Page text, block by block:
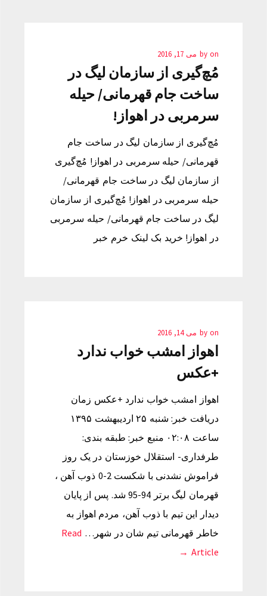
by on می 17, 2016
مُچ‌گیری از سازمان لیگ در
ساخت جام قهرمانی/ حیله
سرمربی در اهواز!
مُچ‌گیری از سازمان لیگ در ساخت جام
قهرمانی/ حیله سرمربی در اهواز! مُچ‌گیری
از سازمان لیگ در ساخت جام قهرمانی/
حیله سرمربی در اهواز! مُچ‌گیری از سازمان
لیگ در ساخت جام قهرمانی/ حیله سرمربی
در اهواز! خرید بک لینک خرم خبر
by on می 14, 2016
اهواز امشب خواب ندارد
+عکس
اهواز امشب خواب ندارد +عکس زمان
دریافت خبر: شنبه ۲۵ اردیبهشت ۱۳۹۵
ساعت ۰۲:۰۸ منبع خبر: طبقه بندی:
طرفداری- استقلال خوزستان در یک روز
فراموش نشدنی با شکست 2-0 ذوب آهن ،
قهرمان لیگ برتر 94-95 شد. پس از پایان
دیدار این تیم با ذوب آهن، مردم اهواز به
خاطر قهرمانی تیم شان در شهر… Read
Article →